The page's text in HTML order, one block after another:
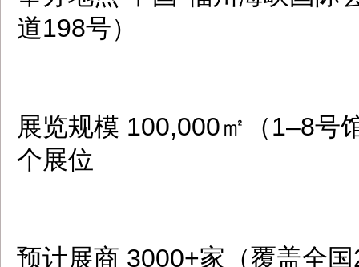
道198号）
展览规模 100,000㎡（1–8号
个展位
预计展商 3000+家（覆盖全